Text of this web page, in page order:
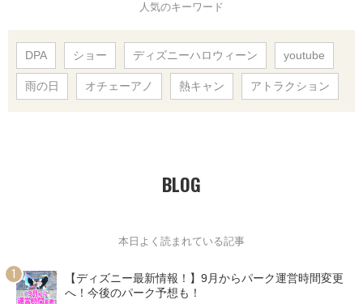
人気のキーワード
DPA ショー ディズニーハロウィーン youtube
雨の日 オチェーアノ 熱キャン アトラクション
BLOG
本日よく読まれている記事
【ディズニー最新情報！】9月からパーク運営時間変更
へ！今後のパーク予想も！